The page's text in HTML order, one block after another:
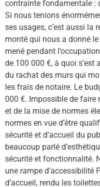
contrainte fondamentale :
Si nous tenions
ses usages, c’est aussi la
monté qui nous a donné
mené pendant
de 100 000 €, à quoi s’est
du rachat des murs qui
les frais de notaire. Le
000 €. Impossible de faire
et de la mise de normes
normes en vue d’être
sécurité et d’accueil du
beaucoup parlé d’esth
sécurité et fonctionnalité.
une rampe d’accessibilité
d’accueil, rendu les